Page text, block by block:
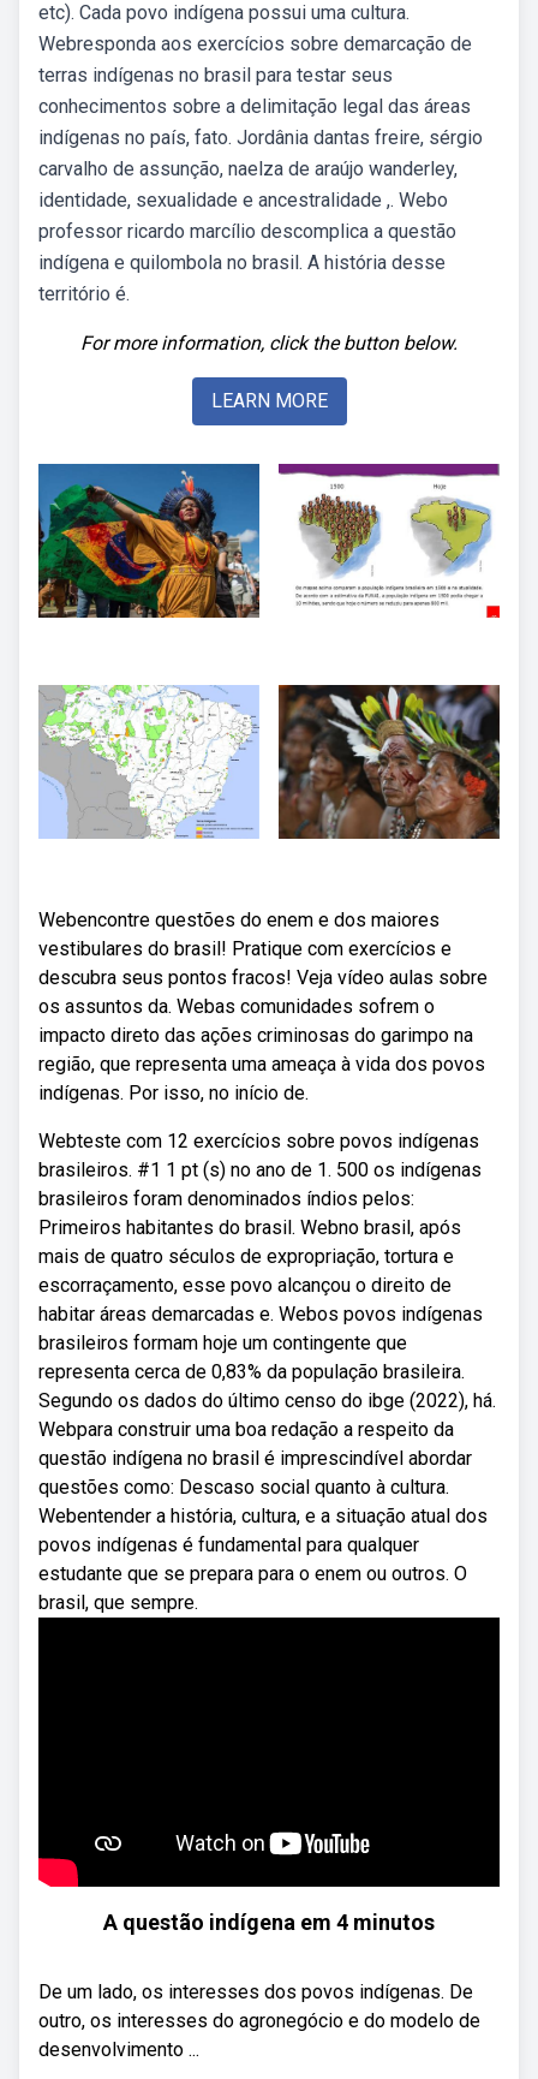
etc). Cada povo indígena possui uma cultura.
Webresponda aos exercícios sobre demarcação de
terras indígenas no brasil para testar seus
conhecimentos sobre a delimitação legal das áreas
indígenas no país, fato. Jordânia dantas freire, sérgio
carvalho de assunção, naelza de araújo wanderley,
identidade, sexualidade e ancestralidade ,. Webo
professor ricardo marcílio descomplica a questão
indígena e quilombola no brasil. A história desse
território é.
For more information, click the button below.
LEARN MORE
Webencontre questões do enem e dos maiores
vestibulares do brasil! Pratique com exercícios e
descubra seus pontos fracos! Veja vídeo aulas sobre
os assuntos da. Webas comunidades sofrem o
impacto direto das ações criminosas do garimpo na
região, que representa uma ameaça à vida dos povos
indígenas. Por isso, no início de.
Webteste com 12 exercícios sobre povos indígenas
brasileiros. #1 1 pt (s) no ano de 1. 500 os indígenas
brasileiros foram denominados índios pelos:
Primeiros habitantes do brasil. Webno brasil, após
mais de quatro séculos de expropriação, tortura e
escorraçamento, esse povo alcançou o direito de
habitar áreas demarcadas e. Webos povos indígenas
brasileiros formam hoje um contingente que
representa cerca de 0,83% da população brasileira.
Segundo os dados do último censo do ibge (2022), há.
Webpara construir uma boa redação a respeito da
questão indígena no brasil é imprescindível abordar
questões como: Descaso social quanto à cultura.
Webentender a história, cultura, e a situação atual dos
povos indígenas é fundamental para qualquer
estudante que se prepara para o enem ou outros. O
brasil, que sempre.
A questão indígena em 4 minutos
De um lado, os interesses dos povos indígenas. De
outro, os interesses do agronegócio e do modelo de
desenvolvimento ...